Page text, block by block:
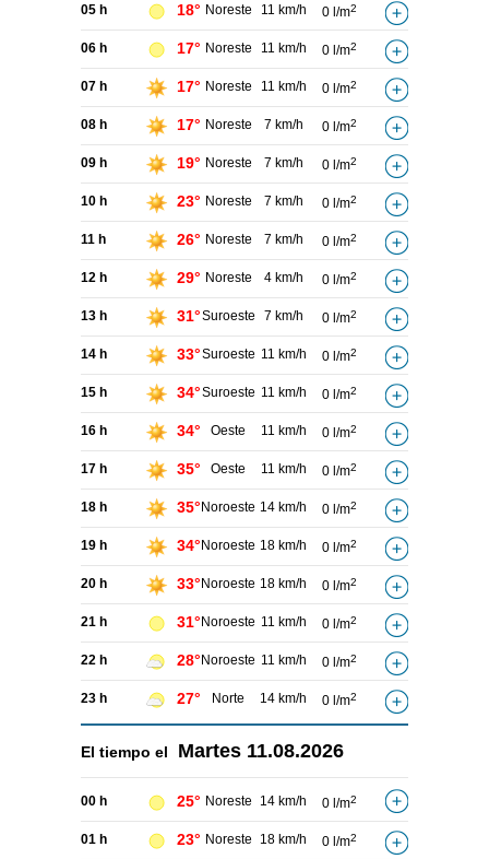
05 h 18° Noreste 11 km/h 0 l/m2
06 h 17° Noreste 11 km/h 0 l/m2
07 h 17° Noreste 11 km/h 0 l/m2
08 h 17° Noreste 7 km/h 0 l/m2
09 h 19° Noreste 7 km/h 0 l/m2
10 h 23° Noreste 7 km/h 0 l/m2
11 h 26° Noreste 7 km/h 0 l/m2
12 h 29° Noreste 4 km/h 0 l/m2
13 h 31°Suroeste 7 km/h 0 l/m2
14 h 33°Suroeste 11 km/h 0 l/m2
15 h 34°Suroeste 11 km/h 0 l/m2
16 h 34° Oeste 11 km/h 0 l/m2
17 h 35° Oeste 11 km/h 0 l/m2
18 h 35° Noroeste 14 km/h 0 l/m2
19 h 34° Noroeste 18 km/h 0 l/m2
20 h 33° Noroeste 18 km/h 0 l/m2
21 h 31° Noroeste 11 km/h 0 l/m2
22 h 28° Noroeste 11 km/h 0 l/m2
23 h 27° Norte 14 km/h 0 l/m2
El tiempo el Martes 11.08.2026
00 h 25° Noreste 14 km/h 0 l/m2
01 h 23° Noreste 18 km/h 0 l/m2